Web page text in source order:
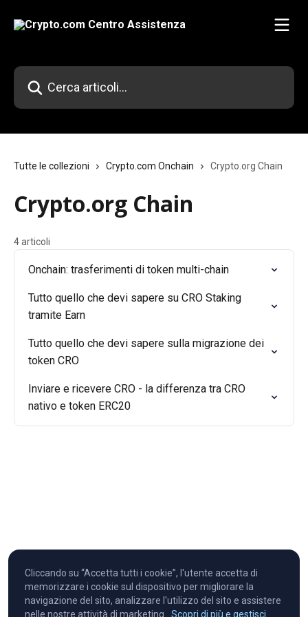
Cerca articoli…
Tutte le collezioni Crypto.com Onchain Crypto.org Chain
Crypto.org Chain
4 articoli
Onchain: trasferimenti di token multi-chain
Tutto quello che devi sapere su CRO Staking
tramite Earn
Tutto quello che devi sapere sulla migrazione dei
token CRO
Inviare e ricevere CRO - la differenza tra CRO
nativo e token ERC20
Cliccando su “Accetta tutti i cookie”, l'utente accetta di
memorizzare i cookie sul dispositivo per migliorare la
navigazione del sito, analizzare l'utilizzo del sito e assistere
nelle nostre attività di marketing.
Scopri di più e gestisci.